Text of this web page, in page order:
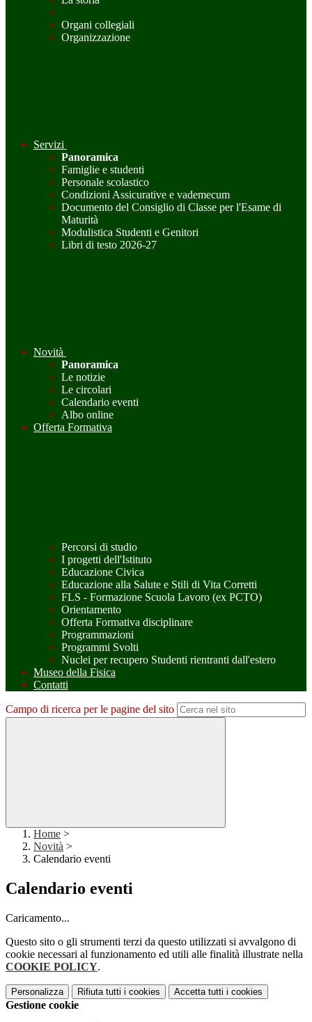
Organi collegiali
Organizzazione
Servizi
Panoramica
Famiglie e studenti
Personale scolastico
Condizioni Assicurative e vademecum
Documento del Consiglio di Classe per l'Esame di
Maturità
Modulistica Studenti e Genitori
Libri di testo 2026-27
Novità
Panoramica
Le notizie
Le circolari
Calendario eventi
Albo online
Offerta Formativa
Percorsi di studio
I progetti dell'Istituto
Educazione Civica
Educazione alla Salute e Stili di Vita Corretti
FLS - Formazione Scuola Lavoro (ex PCTO)
Orientamento
Offerta Formativa disciplinare
Programmazioni
Programmi Svolti
Nuclei per recupero Studenti rientranti dall'estero
Museo della Fisica
Contatti
Campo di ricerca per le pagine del sito
Home >
Novità >
Calendario eventi
Calendario eventi
Caricamento...
Questo sito o gli strumenti terzi da questo utilizzati si avvalgono di
cookie necessari al funzionamento ed utili alle finalità illustrate nella
COOKIE POLICY.
Personalizza Rifiuta tutti i cookies Accetta tutti i cookies
Gestione cookie